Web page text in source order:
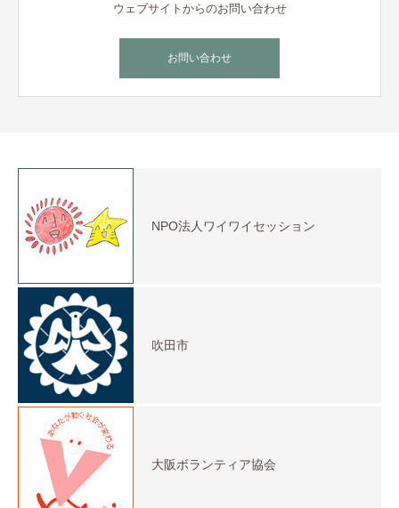
ウェブサイトからのお問い合わせ
お問い合わせ
NPO法人ワイワイセッション
吹田市
大阪ボランティア協会